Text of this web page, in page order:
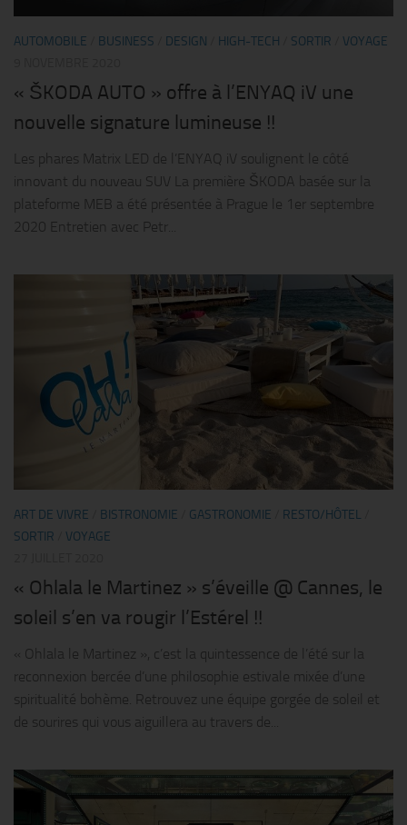
AUTOMOBILE BUSINESS DESIGN HIGH-TECH SORTIR
VOYAGE
« ŠKODA AUTO » offre à l’ENYAQ iV une
nouvelle signature lumineuse !!
Les phares Matrix LED de l’ENYAQ iV soulignent le côté
innovant du nouveau SUV La première ŠKODA basée sur la
plateforme MEB a été présentée à Prague le 1er septembre
2020 Entretien avec Petr...
ART DE VIVRE BISTRONOMIE GASTRONOMIE RESTO/HÔTEL
SORTIR
VOYAGE
« Ohlala le Martinez » s’éveille @ Cannes, le
soleil s’en va rougir l’Estérel !!
« Ohlala le Martinez », c’est la quintessence de l’été sur la
reconnexion bercée d’une philosophie estivale mixée d’une
spiritualité bohème. Retrouvez une équipe gorgée de soleil et
de sourires qui vous aiguillera au travers de...